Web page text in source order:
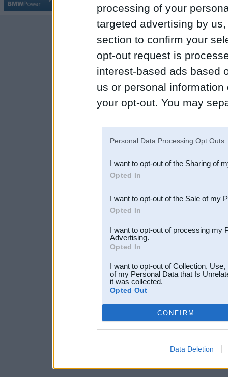
processing of your
targeted advertising by
section to confirm your
opt-out request is
interest-based ads based
us or personal
your opt-out. You may
Downstream Participants
third parties.
Personal Data Processing Opt Outs
I want to opt-out of the Sharing of
Opted In
I want to opt-out of the Sale of my
Opted In
I want to opt-out of processing my
Advertising.
Opted In
I want to opt-out of Collection,
of my Personal Data that Is
it was collected.
Opted Out
CONFIRM
Data Deletion